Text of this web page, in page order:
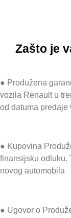
Zašto je
● Produžena
vozila Renault u
od datuma predaje
● Kupovina
finansijsku odluku.
novog automobila
● Ugovor o